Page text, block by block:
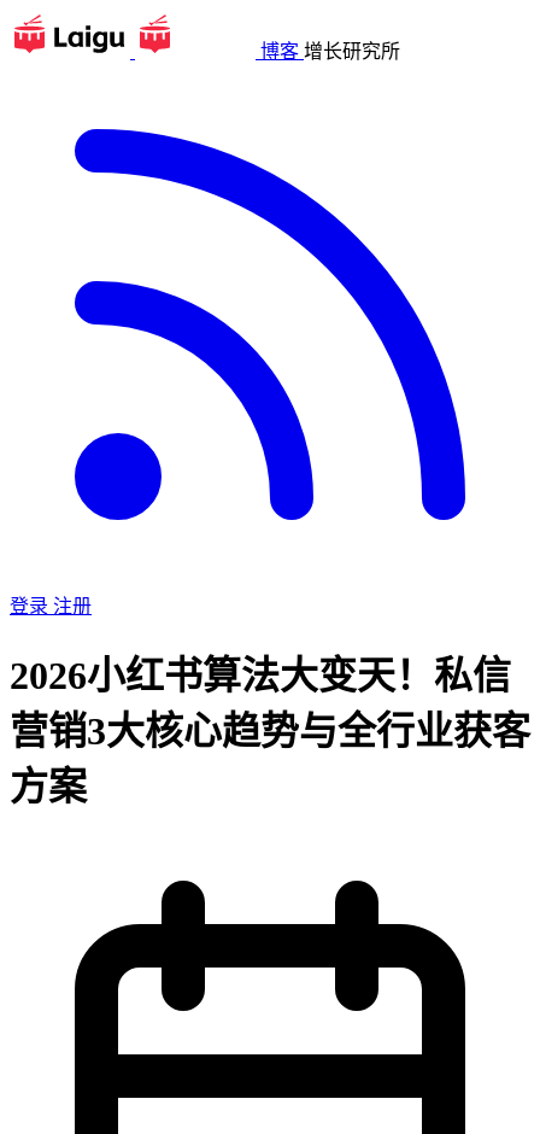
博客 增长研究所
登录 注册
2026小红书算法大变天！私信
营销3大核心趋势与全行业获客
方案